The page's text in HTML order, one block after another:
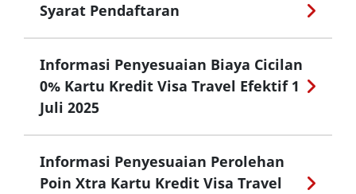
Syarat Pendaftaran
Informasi Penyesuaian Biaya Cicilan
0% Kartu Kredit Visa Travel Efektif 1
Juli 2025
Informasi Penyesuaian Perolehan
Poin Xtra Kartu Kredit Visa Travel